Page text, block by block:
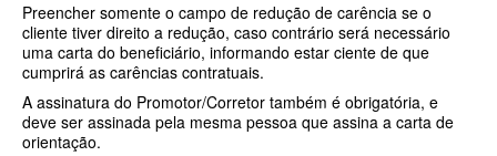
PLENA PLANO DE SAÚDE INDIVIDUAL
QSAUDE PLANO DE SAÚDE INDIVIDUAL
SANTA HELENA PLANO DE SAÚDE INDIVIDUAL
SANTARIS PLANO DE SAÚDE INDIVIDUAL
Preencher somente o campo de redução de carência se o
cliente tiver direito a redução, caso contrário será necessário
uma carta do beneficiário, informando estar ciente de que
cumprirá as carências contratuais.
A assinatura do Promotor/Corretor também é obrigatória, e
deve ser assinada pela mesma pessoa que assina a carta de
orientação.